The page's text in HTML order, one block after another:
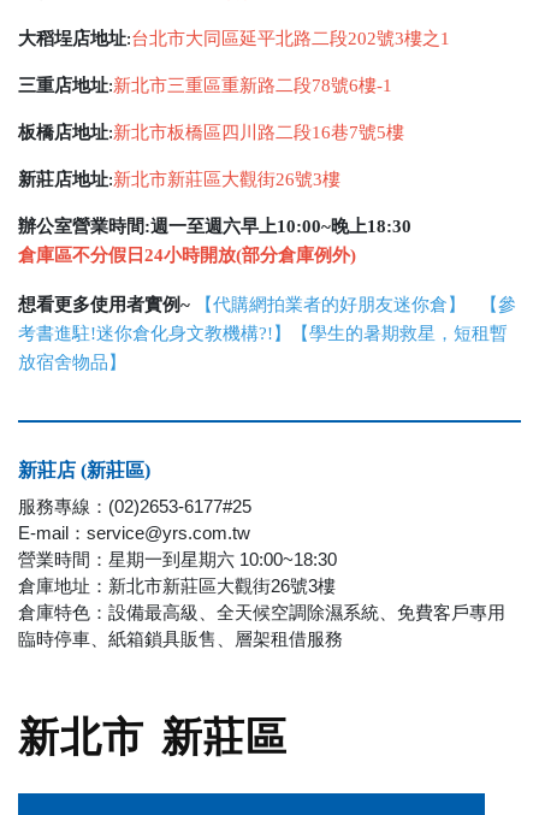
大稻埕店地址:台北市大同區延平北路二段202號3樓之1
三重店地址:新北市三重區重新路二段78號6樓-1
板橋店地址:新北市板橋區四川路二段16巷7號5樓
新莊店地址:新北市新莊區大觀街26號3樓
辦公室營業時間:週一至週六早上10:00~晚上18:30
倉庫區不分假日24小時開放(部分倉庫例外)
想看更多使用者實例~ 【代購網拍業者的好朋友迷你倉 】 【參
考書進駐!迷你倉化身文教機構?! 】【學生的暑期救星，短租暫
放宿舍物品 】
新莊店 (新莊區)
服務專線：(02)2653-6177#25
E-mail：service@yrs.com.tw
營業時間：星期一到星期六 10:00~18:30
倉庫地址：新北市新莊區大觀街26號3樓
倉庫特色：設備最高級、全天候空調除濕系統、免費客戶專用
臨時停車、紙箱鎖具販售、層架租借服務
新北市 新莊區